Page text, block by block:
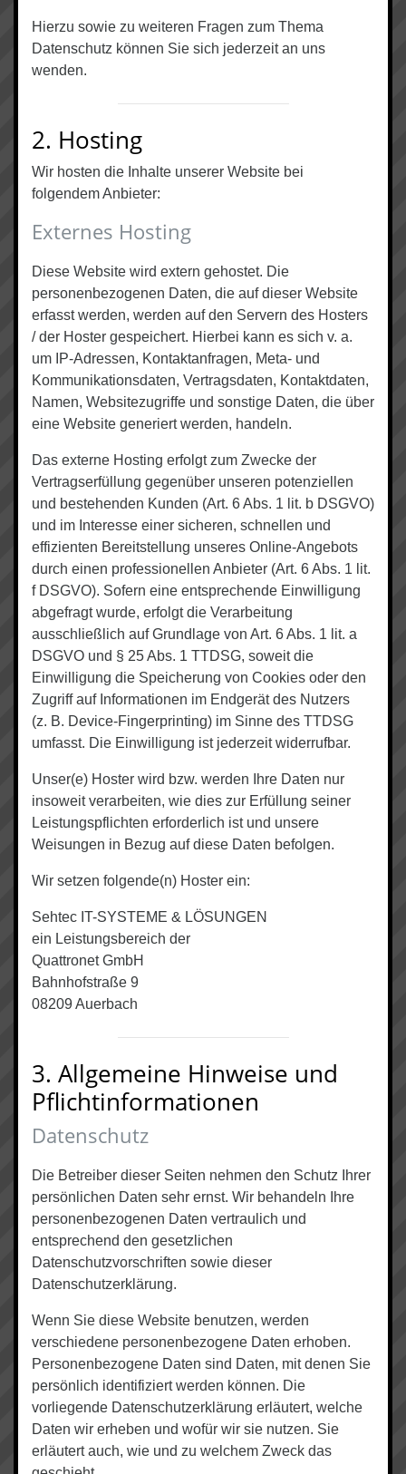
Hierzu sowie zu weiteren Fragen zum Thema
Datenschutz können Sie sich jederzeit an uns
wenden.
2. Hosting
Wir hosten die Inhalte unserer Website bei
folgendem Anbieter:
Externes Hosting
Diese Website wird extern gehostet. Die
personenbezogenen Daten, die auf dieser Website
erfasst werden, werden auf den Servern des Hosters
/ der Hoster gespeichert. Hierbei kann es sich v. a.
um IP-Adressen, Kontaktanfragen, Meta- und
Kommunikationsdaten, Vertragsdaten, Kontaktdaten,
Namen, Websitezugriffe und sonstige Daten, die über
eine Website generiert werden, handeln.
Das externe Hosting erfolgt zum Zwecke der
Vertragserfüllung gegenüber unseren potenziellen
und bestehenden Kunden (Art. 6 Abs. 1 lit. b DSGVO)
und im Interesse einer sicheren, schnellen und
effizienten Bereitstellung unseres Online-Angebots
durch einen professionellen Anbieter (Art. 6 Abs. 1 lit.
f DSGVO). Sofern eine entsprechende Einwilligung
abgefragt wurde, erfolgt die Verarbeitung
ausschließlich auf Grundlage von Art. 6 Abs. 1 lit. a
DSGVO und § 25 Abs. 1 TTDSG, soweit die
Einwilligung die Speicherung von Cookies oder den
Zugriff auf Informationen im Endgerät des Nutzers
(z. B. Device-Fingerprinting) im Sinne des TTDSG
umfasst. Die Einwilligung ist jederzeit widerrufbar.
Unser(e) Hoster wird bzw. werden Ihre Daten nur
insoweit verarbeiten, wie dies zur Erfüllung seiner
Leistungspflichten erforderlich ist und unsere
Weisungen in Bezug auf diese Daten befolgen.
Wir setzen folgende(n) Hoster ein:
Sehtec IT-SYSTEME & LÖSUNGEN
ein Leistungsbereich der
Quattronet GmbH
Bahnhofstraße 9
08209 Auerbach
3. Allgemeine Hinweise und
Pflicht­informationen
Datenschutz
Die Betreiber dieser Seiten nehmen den Schutz Ihrer
persönlichen Daten sehr ernst. Wir behandeln Ihre
personenbezogenen Daten vertraulich und
entsprechend den gesetzlichen
Datenschutzvorschriften sowie dieser
Datenschutzerklärung.
Wenn Sie diese Website benutzen, werden
verschiedene personenbezogene Daten erhoben.
Personenbezogene Daten sind Daten, mit denen Sie
persönlich identifiziert werden können. Die
vorliegende Datenschutzerklärung erläutert, welche
Daten wir erheben und wofür wir sie nutzen. Sie
erläutert auch, wie und zu welchem Zweck das